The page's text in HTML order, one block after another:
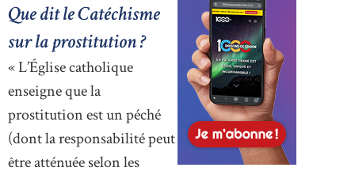
Que dit le Catéchisme
sur la prostitution ?
« L’Église catholique
enseigne que la
prostitution est un péché
(dont la responsabilité peut
être atténuée selon les